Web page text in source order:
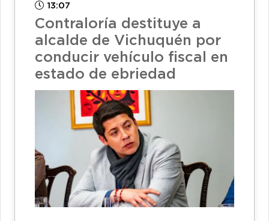
13:07
Contraloría destituye a
alcalde de Vichuquén por
conducir vehículo fiscal en
estado de ebriedad